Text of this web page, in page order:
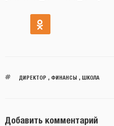
ДИРЕКТОР , ФИНАНСЫ , ШКОЛА
Добавить комментарий